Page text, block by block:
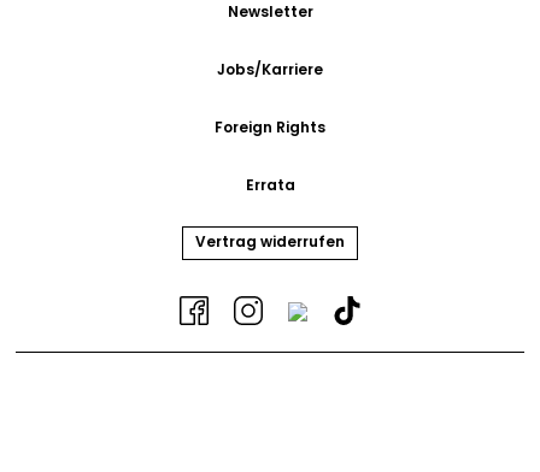
Newsletter
Jobs/Karriere
Foreign Rights
Errata
Vertrag widerrufen